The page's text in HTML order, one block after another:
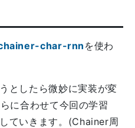
char-rnn を使わ
としたら微妙に実装が変
に合わせて今回の学習
ていきます。(Chainer周